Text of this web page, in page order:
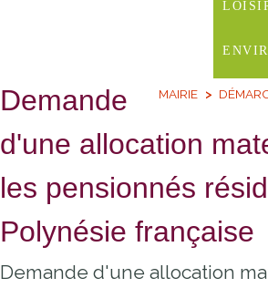
MAIRIE
Demande
d'une allocation
les pensionnés
Polynésie française
Demande d'une allocation